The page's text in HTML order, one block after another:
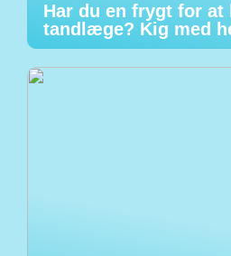
Har du en frygt for at
tandlæge? Kig med